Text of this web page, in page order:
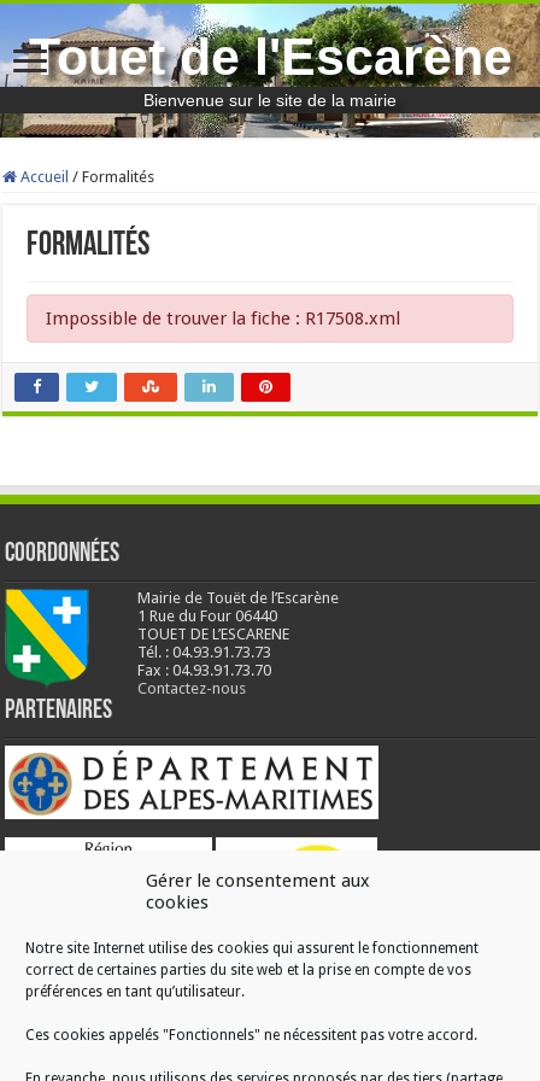
Gérer le consentement aux
cookies
Notre site Internet utilise des cookies qui assurent le fonctionnement
correct de certaines parties du site web et la prise en compte de vos
préférences en tant qu’utilisateur.
Ces cookies appelés "Fonctionnels" ne nécessitent pas votre accord.
Touet de l'Escarène
Bienvenue sur le site de la mairie
Accueil / Formalités
Formalités
Impossible de trouver la fiche : R17508.xml
Coordonnées
Mairie de Touët de l’Escarène
1 Rue du Four 06440
TOUET DE L’ESCARENE
Tél. : 04.93.91.73.73
Fax : 04.93.91.73.70
Contactez-nous
Partenaires
RÉALISATION